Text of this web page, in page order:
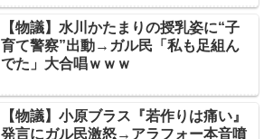
【物議】水川かたまりの授乳姿に“子
育て警察”出動→ガル民「私も足組ん
でた」大合唱ｗｗｗ
【物議】小原ブラス『若作りは痛い』
発言にガル民激怒→アラフォー本音噴